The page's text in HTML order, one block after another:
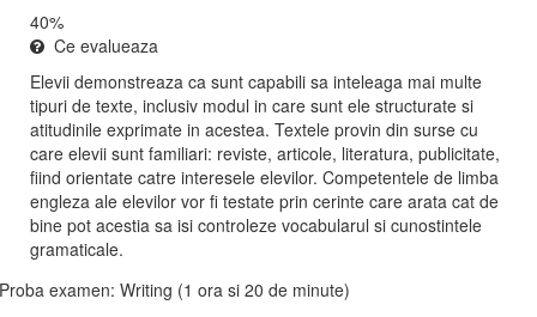
40%
Ce evalueaza
Elevii demonstreaza ca sunt capabili sa inteleaga mai multe
tipuri de texte, inclusiv modul in care sunt ele structurate si
atitudinile exprimate in acestea. Textele provin din surse cu
care elevii sunt familiari: reviste, articole, literatura, publicitate,
fiind orientate catre interesele elevilor. Competentele de limba
engleza ale elevilor vor fi testate prin cerinte care arata cat de
bine pot acestia sa isi controleze vocabularul si cunostintele
gramaticale.
Proba examen: Writing (1 ora si 20 de minute)